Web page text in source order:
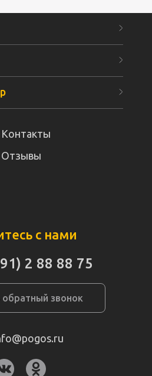
Контакты
Отзывы
с нами
2 88 88 75
обратный звонок